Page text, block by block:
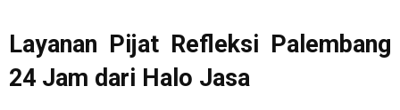
Layanan Pijat Refleksi Palembang
24 Jam dari Halo Jasa